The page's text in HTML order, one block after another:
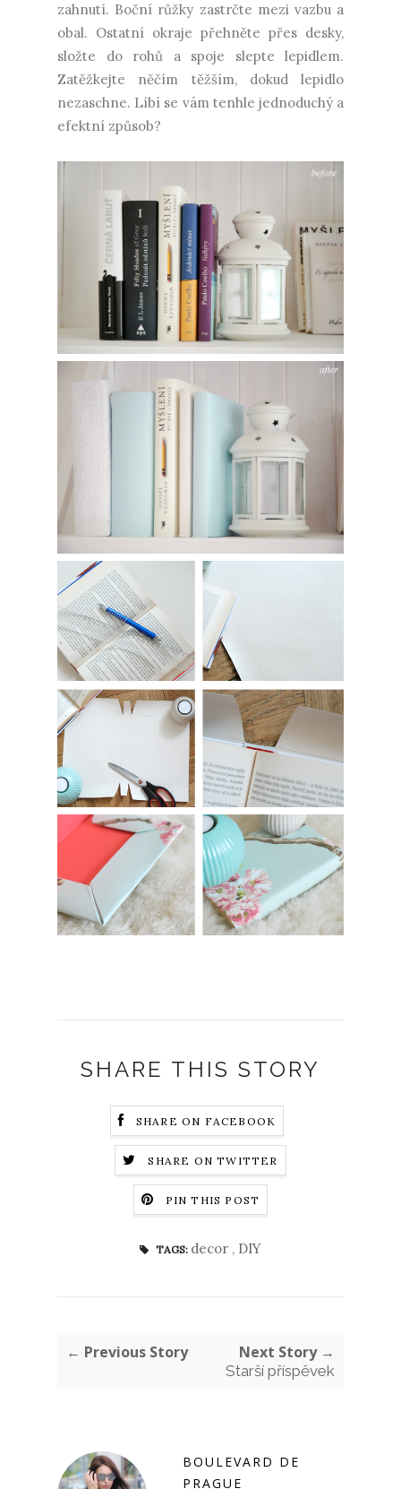
zahnutí. Boční růžky zastrčte mezi vazbu a
obal. Ostatní okraje přehněte přes desky,
složte do rohů a spoje slepte lepidlem.
Zatěžkejte něčím těžším, dokud lepidlo
nezaschne. Líbí se vám tenhle jednoduchý a
efektní způsob?
SHARE THIS STORY
SHARE ON FACEBOOK
SHARE ON TWITTER
PIN THIS POST
TAGS: decor , DIY
← Previous Story Next Story →
Starší příspěvek
BOULEVARD DE
PRAGUE